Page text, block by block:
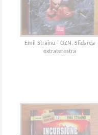
Emil Strainu - OZN. Sfidarea
extraterestra